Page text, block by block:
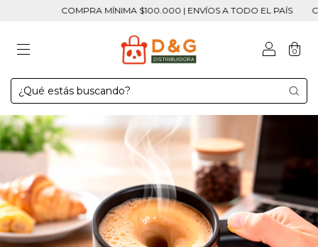
COMPRA MÍNIMA $100.000 | ENVÍOS A TODO EL PAÍS
0